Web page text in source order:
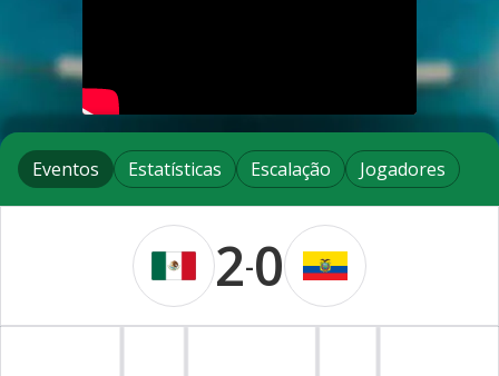
Eventos Estatísticas Escalação Jogadores
2-0